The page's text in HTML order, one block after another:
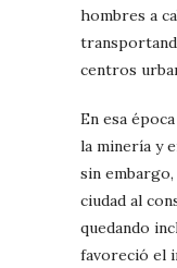
hombres a
centros
En esa
la minería y
sin
ciudad al
quedando
favoreció el